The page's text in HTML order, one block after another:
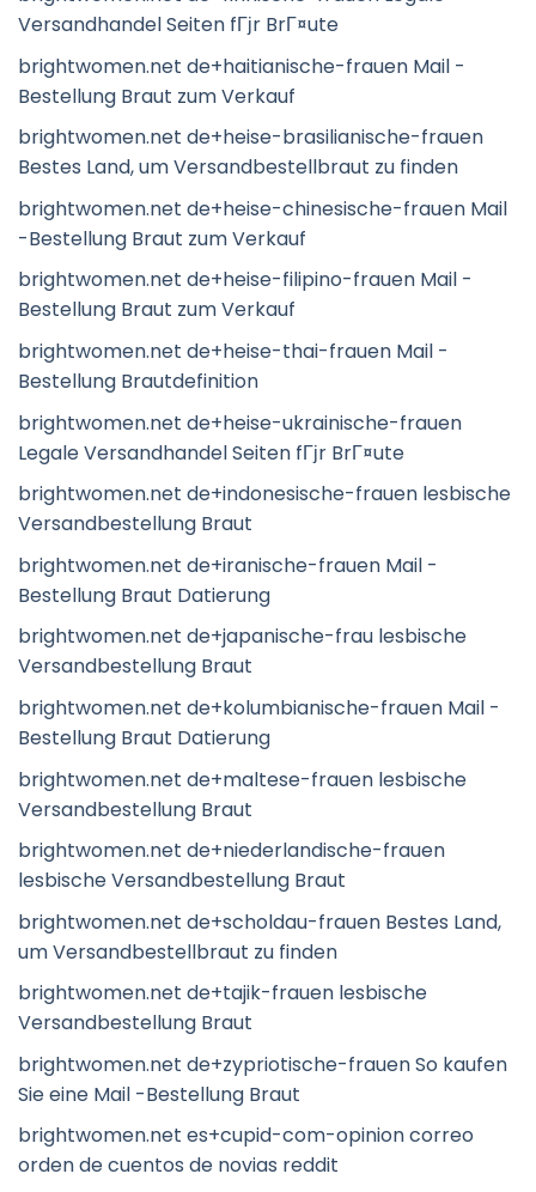
Versandhandel Seiten fГјr BrГ¤ute
brightwomen.net de+haitianische-frauen Mail -
Bestellung Braut zum Verkauf
brightwomen.net de+heise-brasilianische-frauen
Bestes Land, um Versandbestellbraut zu finden
brightwomen.net de+heise-chinesische-frauen Mail
-Bestellung Braut zum Verkauf
brightwomen.net de+heise-filipino-frauen Mail -
Bestellung Braut zum Verkauf
brightwomen.net de+heise-thai-frauen Mail -
Bestellung Brautdefinition
brightwomen.net de+heise-ukrainische-frauen
Legale Versandhandel Seiten fГјr BrГ¤ute
brightwomen.net de+indonesische-frauen lesbische
Versandbestellung Braut
brightwomen.net de+iranische-frauen Mail -
Bestellung Braut Datierung
brightwomen.net de+japanische-frau lesbische
Versandbestellung Braut
brightwomen.net de+kolumbianische-frauen Mail -
Bestellung Braut Datierung
brightwomen.net de+maltese-frauen lesbische
Versandbestellung Braut
brightwomen.net de+niederlandische-frauen
lesbische Versandbestellung Braut
brightwomen.net de+scholdau-frauen Bestes Land,
um Versandbestellbraut zu finden
brightwomen.net de+tajik-frauen lesbische
Versandbestellung Braut
brightwomen.net de+zypriotische-frauen So kaufen
Sie eine Mail -Bestellung Braut
brightwomen.net es+cupid-com-opinion correo
orden de cuentos de novias reddit